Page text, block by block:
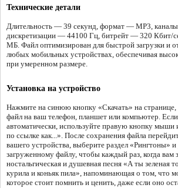
Технические детали
Длительность — 39 секунд, формат — MP3,
дискретизации — 44100 Гц, битрейт — 320 Кбит/
МБ. Файл оптимизирован для быстрой загрузки и
любых мобильных устройствах, обеспечивая
при умеренном размере.
Установка на устройство
Нажмите на синюю кнопку «Скачать» на
файл на ваш телефон, планшет или компьютер. Если
автоматически, используйте правую кнопку
по ссылке как...». После сохранения файла
вашего устройства, выберите раздел «Рингтоны»
загруженному файлу, чтобы каждый раз, когда вам
ностальгическая и душевная песня «А ты зеленая
курила и коньяк пила», напоминающая о том, что
которое стоит помнить и ценить, даже если оно